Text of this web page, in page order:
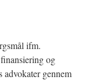
ifm.
og
gennem